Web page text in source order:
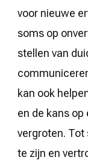
voor nieuwe
soms op
stellen van
kan ook
en de kans
vergroten. Tot
te zijn en